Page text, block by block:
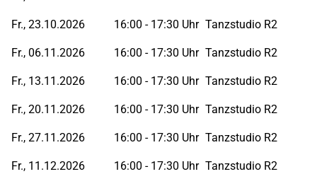
Fr., 23.10.2026 16:00 - 17:30 Uhr Tanzstudio R2
Fr., 06.11.2026 16:00 - 17:30 Uhr Tanzstudio R2
Fr., 13.11.2026 16:00 - 17:30 Uhr Tanzstudio R2
Fr., 20.11.2026 16:00 - 17:30 Uhr Tanzstudio R2
Fr., 27.11.2026 16:00 - 17:30 Uhr Tanzstudio R2
Fr., 11.12.2026 16:00 - 17:30 Uhr Tanzstudio R2